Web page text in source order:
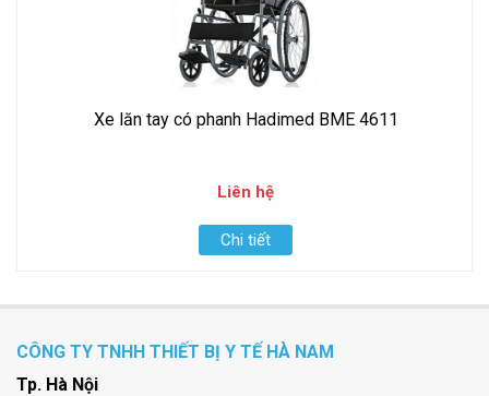
​​​​​​​Xe lăn tay có phanh Hadimed BME 4611
Liên hệ
Chi tiết
CÔNG TY TNHH THIẾT BỊ Y TẾ HÀ NAM
Tp. Hà Nội